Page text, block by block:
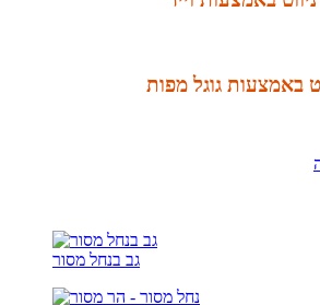
באמצעות גוגל מפות
גב בנחל מסור